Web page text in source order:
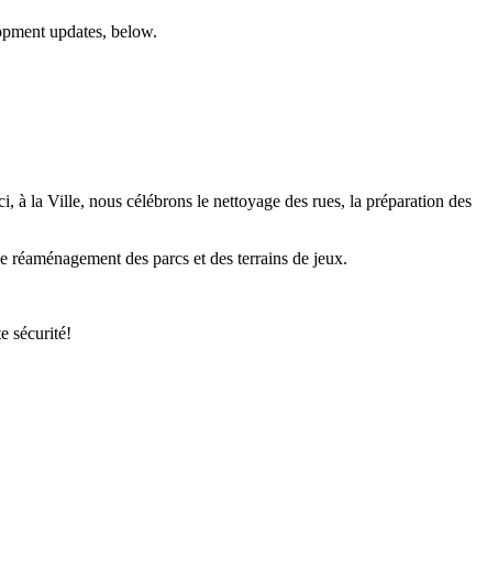
updates, below.
à la Ville, nous célébrons le nettoyage des rues, la préparation des
des parcs et des terrains de jeux.
sécurité!